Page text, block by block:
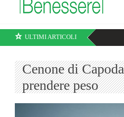
ULTIMI ARTICOLI
Cenone di
prendere peso